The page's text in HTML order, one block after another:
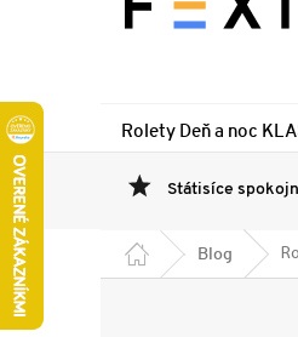
Rolety Deň a noc
Státisíce
DomovBlog